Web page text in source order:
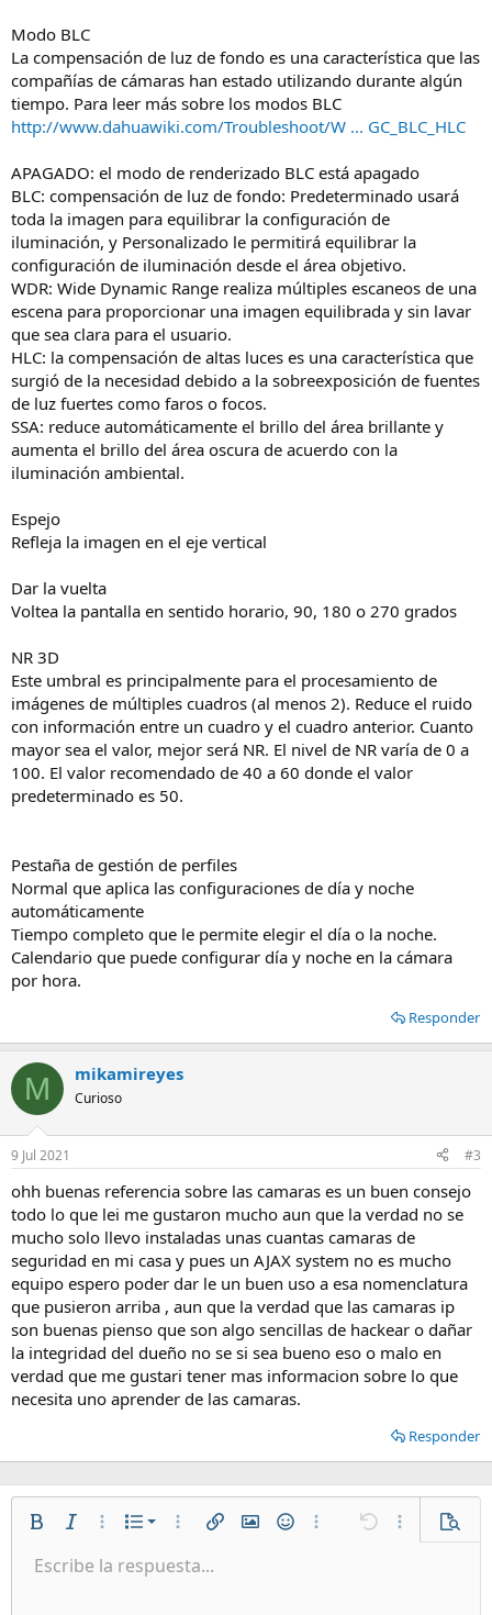
Modo BLC
La compensación de luz de fondo es una característica que las
compañías de cámaras han estado utilizando durante algún
tiempo. Para leer más sobre los modos BLC
http://www.dahuawiki.com/Troubleshoot/W ... GC_BLC_HLC
APAGADO: el modo de renderizado BLC está apagado
BLC: compensación de luz de fondo: Predeterminado usará
toda la imagen para equilibrar la configuración de
iluminación, y Personalizado le permitirá equilibrar la
configuración de iluminación desde el área objetivo.
WDR: Wide Dynamic Range realiza múltiples escaneos de una
escena para proporcionar una imagen equilibrada y sin lavar
que sea clara para el usuario.
HLC: la compensación de altas luces es una característica que
surgió de la necesidad debido a la sobreexposición de fuentes
de luz fuertes como faros o focos.
SSA: reduce automáticamente el brillo del área brillante y
aumenta el brillo del área oscura de acuerdo con la
iluminación ambiental.
Espejo
Refleja la imagen en el eje vertical
Dar la vuelta
Voltea la pantalla en sentido horario, 90, 180 o 270 grados
NR 3D
Este umbral es principalmente para el procesamiento de
imágenes de múltiples cuadros (al menos 2). Reduce el ruido
con información entre un cuadro y el cuadro anterior. Cuanto
mayor sea el valor, mejor será NR. El nivel de NR varía de 0 a
100. El valor recomendado de 40 a 60 donde el valor
predeterminado es 50.
Pestaña de gestión de perfiles
Normal que aplica las configuraciones de día y noche
automáticamente
Tiempo completo que le permite elegir el día o la noche.
Calendario que puede configurar día y noche en la cámara
por hora.
Responder
M mikamireyes
Curioso
9 Jul 2021 #3
ohh buenas referencia sobre las camaras es un buen consejo
todo lo que lei me gustaron mucho aun que la verdad no se
mucho solo llevo instaladas unas cuantas camaras de
seguridad en mi casa y pues un AJAX system no es mucho
equipo espero poder dar le un buen uso a esa nomenclatura
que pusieron arriba , aun que la verdad que las camaras ip
son buenas pienso que son algo sencillas de hackear o dañar
la integridad del dueño no se si sea bueno eso o malo en
verdad que me gustari tener mas informacion sobre lo que
necesita uno aprender de las camaras.
Responder
NegritaCursivaMás opciones…
Lista
Lista numerada
Lista desordenada
Más opciones…
Insertar enlace
Insertar imagen
EmoticonosMás opciones…
Deshacer
Más
Vista
Tamaño del texto
9
Color de texto
Fuente Arial
TachadoSubrayado
AlineamientoAlineación izquierda
Paragraph format
Normal
CitarMultimedia
Insertar tabla
Insert horizontal line
SpoilerCódigo
RehacerCambiar a código BB
Eliminar formato
BorradoresGuardar borrador
Escribe la respuesta...